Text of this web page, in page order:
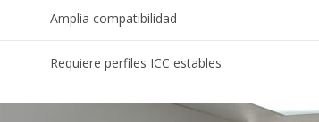
Amplia compatibilidad
Requiere perfiles ICC estables